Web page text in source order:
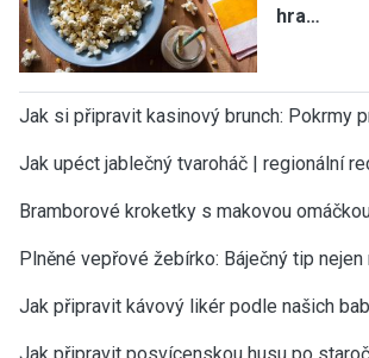
hra…
Jak si připravit kasinový brunch: Pokrmy
Jak upéct jablečný tvaroháč | regionální
Bramborové kroketky s makovou
Plněné vepřové žebírko: Báječný tip
Jak připravit kávový likér podle našich